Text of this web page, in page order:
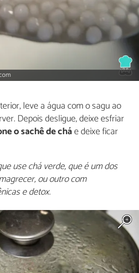
leve a água com o sagu ao
Depois desligue, deixe esfriar
o sachê de cháe deixe ficar
use chá verde, que é um dos
ou outro com
e detox.